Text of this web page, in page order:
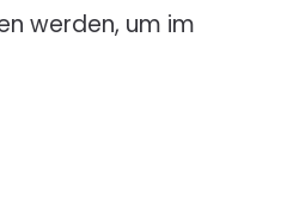
werden, um im